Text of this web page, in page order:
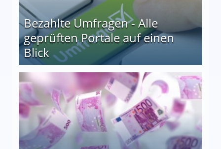
Bezahlte Umfragen - Alle
geprüften Portale auf einen
Blick
auf einen Blick